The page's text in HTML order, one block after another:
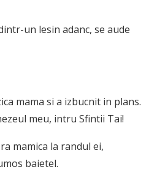
un lesin adanc, se aude
mama si a izbucnit in plans.
meu, intru Sfintii Tai!
mamica la randul ei,
baietel.